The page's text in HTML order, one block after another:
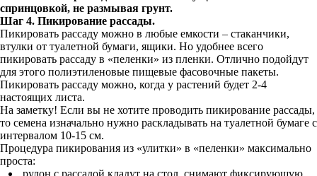
спринцовкой, не размывая грунт.
Шаг 4. Пикирование рассады.
Пикировать рассаду можно в любые емкости – стаканчики,
втулки от туалетной бумаги, ящики. Но удобнее всего
пикировать рассаду в «пеленки» из пленки. Отлично подойдут
для этого полиэтиленовые пищевые фасовочные пакеты.
Пикировать рассаду можно, когда у растений будет 2-4
настоящих листа.
На заметку! Если вы не хотите проводить пикирование рассады,
то семена изначально нужно раскладывать на туалетной бумаге с
интервалом 10-15 см.
Процедура пикирования из «улитки» в «пеленки» максимально
проста:
рулон с рассадой кладут на стол, снимают фиксирующую